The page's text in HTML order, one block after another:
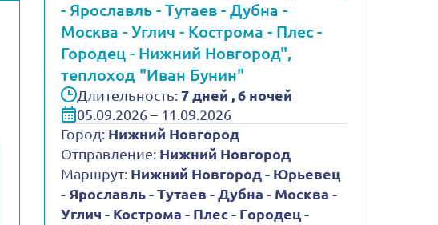
- Ярославль - Тутаев - Дубна -
Москва - Углич - Кострома - Плес -
Городец - Нижний Новгород",
теплоход "Иван Бунин"
Длительность: 7 дней , 6 ночей
05.09.2026 – 11.09.2026
Город: Нижний Новгород
Отправление: Нижний Новгород
Маршрут: Нижний Новгород - Юрьевец
- Ярославль - Тутаев - Дубна - Москва -
Углич - Кострома - Плес - Городец -